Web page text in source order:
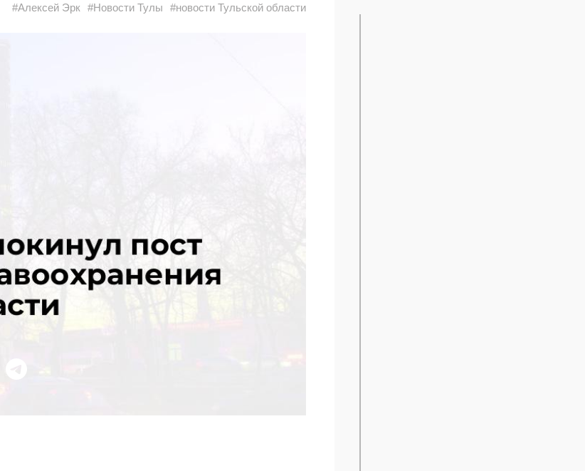
#Алексей Эрк #Новости Тулы #новости Тульской области